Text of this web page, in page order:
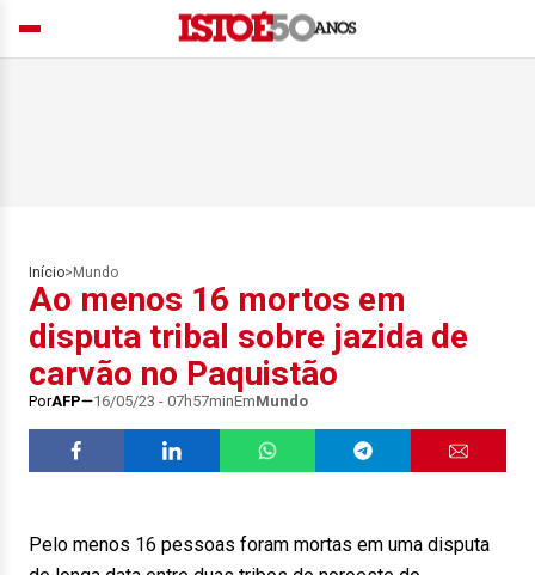
Início> Mundo
Ao menos 16 mortos em
disputa tribal sobre jazida de
carvão no Paquistão
PorAFP 16/05/23 - 07h57minEmMundo
Pelo menos 16 pessoas foram mortas em uma disputa